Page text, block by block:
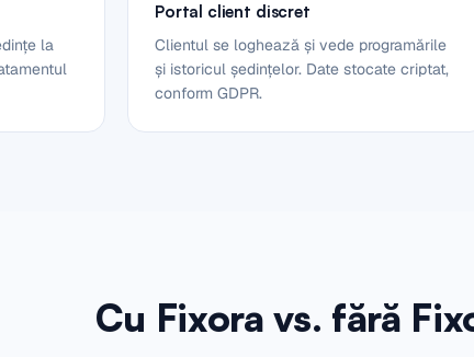
la
Portal client discret
Clientul se loghează și vede programările
și istoricul ședințelor. Date stocate criptat,
conform GDPR.
Cu Fixora vs. fără